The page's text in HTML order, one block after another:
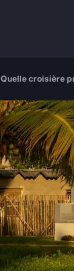
Quelle croisière